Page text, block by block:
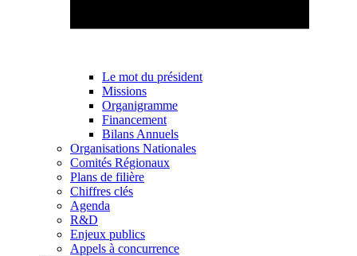
Le mot du président
Missions
Organigramme
Financement
Bilans Annuels
Organisations Nationales
Comités Régionaux
Plans de filière
Chiffres clés
Agenda
R&D
Enjeux publics
Appels à concurrence